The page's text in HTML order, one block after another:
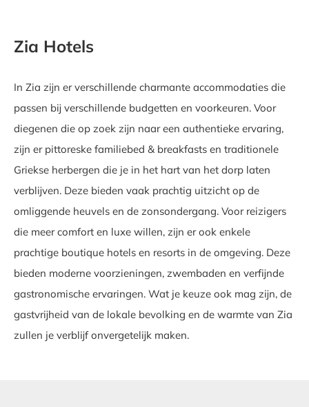
Zia Hotels
In Zia zijn er verschillende charmante accommodaties die
passen bij verschillende budgetten en voorkeuren. Voor
diegenen die op zoek zijn naar een authentieke ervaring,
zijn er pittoreske familiebed & breakfasts en traditionele
Griekse herbergen die je in het hart van het dorp laten
verblijven. Deze bieden vaak prachtig uitzicht op de
omliggende heuvels en de zonsondergang. Voor reizigers
die meer comfort en luxe willen, zijn er ook enkele
prachtige boutique hotels en resorts in de omgeving. Deze
bieden moderne voorzieningen, zwembaden en verfijnde
gastronomische ervaringen. Wat je keuze ook mag zijn, de
gastvrijheid van de lokale bevolking en de warmte van Zia
zullen je verblijf onvergetelijk maken.